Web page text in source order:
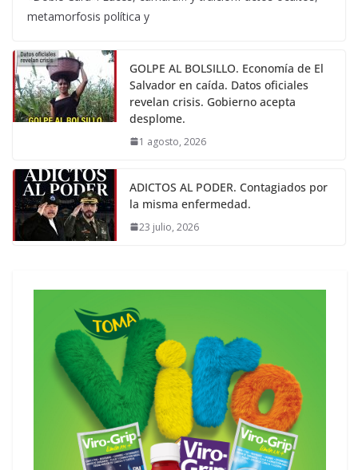
metamorfosis política y
GOLPE AL BOLSILLO. Economía de El
Salvador en caída. Datos oficiales
revelan crisis. Gobierno acepta
desplome.
1 agosto, 2026
ADICTOS AL PODER. Contagiados por
la misma enfermedad.
23 julio, 2026